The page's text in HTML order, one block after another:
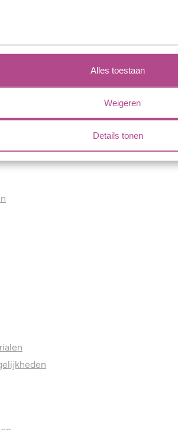
Alles toestaan
Weigeren
Details tonen
ringen die onze goudsmeden met